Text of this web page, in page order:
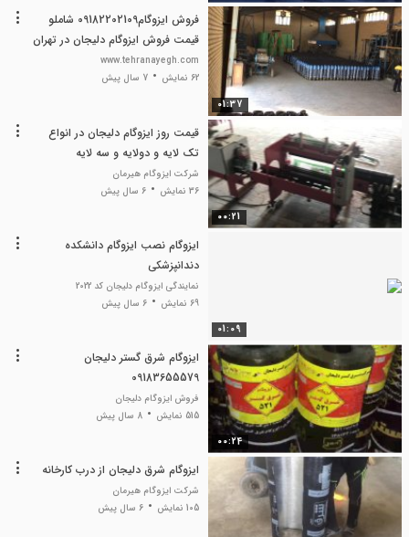
01:37
فروش ایزوگام09182202109 شاملو
قیمت فروش ایزوگام دلیجان در تهران
www.tehranayegh.com
62 نمایش
7 سال پیش
00:21
قیمت روز ایزوگام دلیجان در انواع
تک لایه و دولایه و سه لایه
شرکت ایزوگام هیرمان
36 نمایش
6 سال پیش
01:09
ایزوگام نصب ایزوگام دانشکده
دندانپزشکی
نمایندگی ایزوگام دلیجان کد 2022
69 نمایش
6 سال پیش
00:24
ایزوگام شرق گستر دلیجان
09183655579
فروش ایزوگام دلیجان
515 نمایش
8 سال پیش
ایزوگام شرق دلیجان از درب کارخانه
شرکت ایزوگام هیرمان
105 نمایش
6 سال پیش